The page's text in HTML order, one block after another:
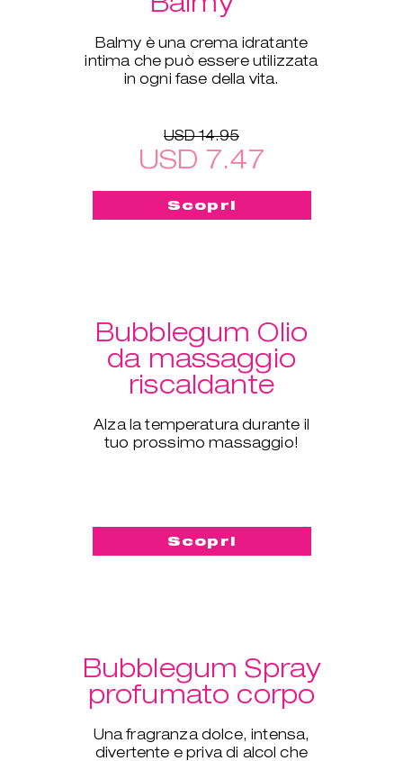
Balmy è una crema idratante
intima che può essere utilizzata
in ogni fase della vita.
USD 14.95
USD 7.47
Scopri
Bubblegum Olio
da massaggio
riscaldante
Alza la temperatura durante il
tuo prossimo massaggio!
Scopri
Bubblegum Spray
profumato corpo
Una fragranza dolce, intensa,
divertente e priva di alcol che